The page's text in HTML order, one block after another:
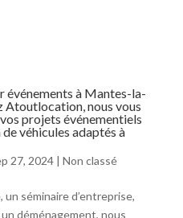
événements à Mantes-la-
Atoutlocation, nous vous
projets événementiels
véhicules adaptés à
27, 2024| Non classé
séminaire d’entreprise,
déménagement, nous